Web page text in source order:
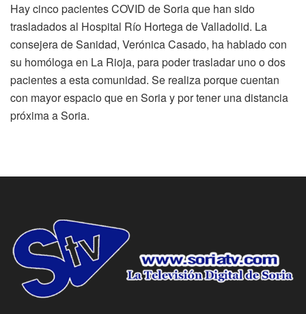
Hay cinco pacientes COVID de Soria que han sido
trasladados al Hospital Río Hortega de Valladolid. La
consejera de Sanidad, Verónica Casado, ha hablado con
su homóloga en La Rioja, para poder trasladar uno o dos
pacientes a esta comunidad. Se realiza porque cuentan
con mayor espacio que en Soria y por tener una distancia
próxima a Soria.